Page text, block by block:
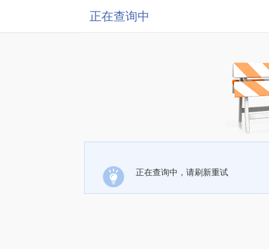
正在查询中
正在查询中，请刷新重试